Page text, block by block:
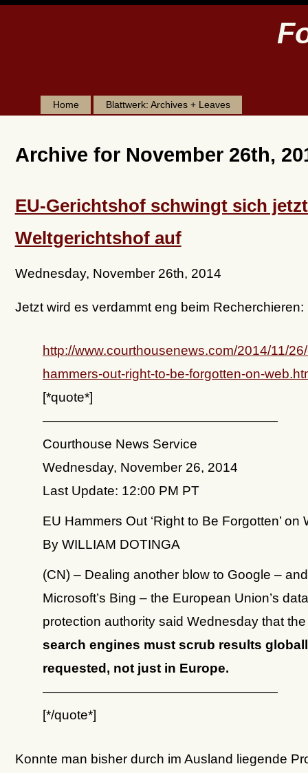
Home Blattwerk: Archives + Leaves
Archive for November 26th,
EU-Gerichtshof schwingt sich
Weltgerichtshof auf
Wednesday, November 26th, 2014
Jetzt wird es verdammt eng beim Recherchieren:
http://www.courthousenews.com/2014/11/
hammers-out-right-to-be-forgotten-on-
[*quote*]
——————————————————
Courthouse News Service
Wednesday, November 26, 2014
Last Update: 12:00 PM PT
EU Hammers Out ‘Right to Be Forgotten’ on
By WILLIAM DOTINGA
(CN) – Dealing another blow to Google – and
Microsoft’s Bing – the European Union’s data
protection authority said Wednesday that the
search engines must scrub results
requested, not just in Europe.
——————————————————
[*/quote*]
Konnte man bisher durch im Ausland liegende